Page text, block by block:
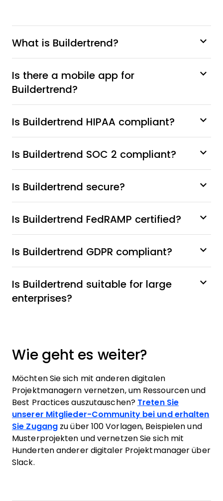
What is Buildertrend?
Is there a mobile app for
Buildertrend?
Is Buildertrend HIPAA compliant?
Is Buildertrend SOC 2 compliant?
Is Buildertrend secure?
Is Buildertrend FedRAMP certified?
Is Buildertrend GDPR compliant?
Is Buildertrend suitable for large
enterprises?
Wie geht es weiter?
Möchten Sie sich mit anderen digitalen
Projektmanagern vernetzen, um Ressourcen und
Best Practices auszutauschen? Treten Sie
unserer Mitglieder-Community bei und erhalten
Sie Zugang zu über 100 Vorlagen, Beispielen und
Musterprojekten und vernetzen Sie sich mit
Hunderten anderer digitaler Projektmanager über
Slack.